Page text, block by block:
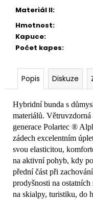
Materiál II:
Hmotnost:
Kapuce:
Počet kapes:
Popis Diskuze
Hybridní bunda s
materiálů. Větruvzdorná
generace Polartec ®
zádech excelentním
svou elasticitou,
na aktivní pohyb, kdy
přední část při
prodyšnosti na
na skialpy, turistiku, do